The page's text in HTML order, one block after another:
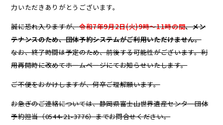
力いただきありがとうございます。
誠に恐れ入りますが、令和7年9月2日(火)9時～11時の間、メン
テナンスのため、団体予約システムがご利用いただけません。
なお、終了時間は予定のため、前後する可能性がございます。利
用再開時に改めてホームページにてお知らせいたします。
ご不便をおかけしますが、何卒ご理解願います。
お急ぎのご連絡については、静岡県富士山世界遺産センター団体
予約担当（0544-21-3776）までお問合せください。